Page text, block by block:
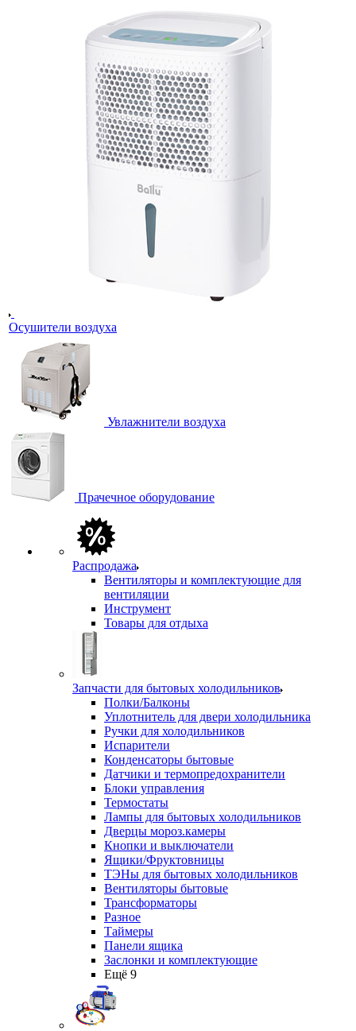
Осушители воздуха
Увлажнители воздуха
Прачечное оборудование
Распродажа
Вентиляторы и комплектующие для
вентиляции
Инструмент
Товары для отдыха
Запчасти для бытовых холодильников
Полки/Балконы
Уплотнитель для двери холодильника
Ручки для холодильников
Испарители
Конденсаторы бытовые
Датчики и термопредохранители
Блоки управления
Термостаты
Лампы для бытовых холодильников
Дверцы мороз.камеры
Кнопки и выключатели
Ящики/Фруктовницы
ТЭНы для бытовых холодильников
Вентиляторы бытовые
Трансформаторы
Разное
Таймеры
Панели ящика
Заслонки и комплектующие
Ещё 9